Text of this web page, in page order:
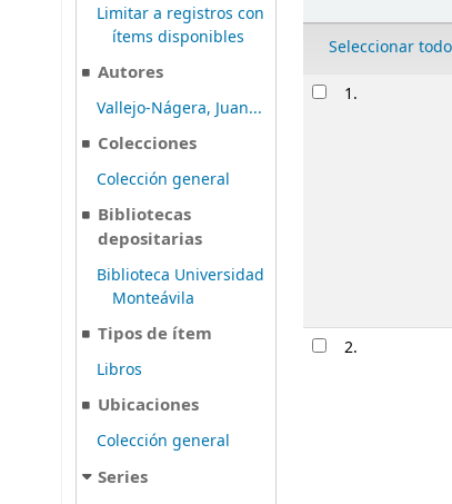
Limitar a registros con
ítems disponibles
Autores
Vallejo-Nágera, Juan...
Colecciones
Colección general
Bibliotecas
depositarias
Biblioteca Universidad
Monteávila
Tipos de ítem
Libros
Ubicaciones
Colección general
Series
Seleccionar todo
Resultados
1.
2.